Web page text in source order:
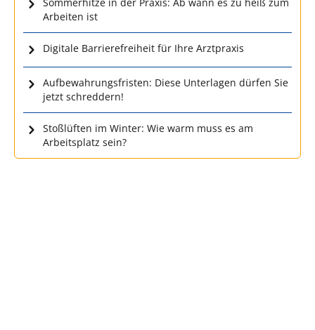
Arbeiten ist
Digitale Barrierefreiheit für Ihre Arztpraxis
Aufbewahrungsfristen: Diese Unterlagen dürfen Sie
jetzt schreddern!
Stoßlüften im Winter: Wie warm muss es am
Arbeitsplatz sein?